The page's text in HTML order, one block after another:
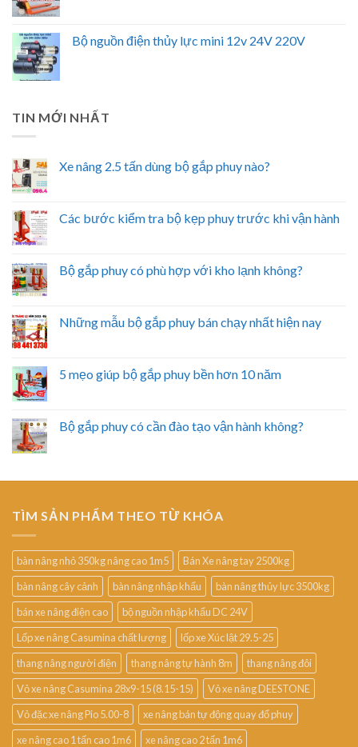
Bộ nguồn điện thủy lực mini 12v 24V 220V
TIN MỚI NHẤT
Xe nâng 2.5 tấn dùng bộ gắp phuy nào?
Các bước kiểm tra bộ kẹp phuy trước khi vận hành
Bộ gắp phuy có phù hợp với kho lạnh không?
Những mẫu bộ gắp phuy bán chạy nhất hiện nay
5 mẹo giúp bộ gắp phuy bền hơn 10 năm
Bộ gắp phuy có cần đào tạo vận hành không?
TÌM SẢN PHẨM THEO TỪ KHÓA
bàn nâng nhỏ 350kg nâng cao 1m5
Bán Xe nâng tay 2500kg
bàn nâng cây cảnh
bàn nâng nhập khẩu
bàn nâng thủy lực 3500kg
bán xe nâng điện cao
bộ nguồn nhập khẩu DC 24V
Lốp xe nâng Casumina chất lượng
lốp xe Xúc lật 29.5-25
thang nâng người điện
thang nâng tự hành 8m
thang nâng đôi
Vỏ xe nâng Casumina 28x9-15 (8.15-15)
Vỏ xe nâng DEESTONE
Vỏ đặc xe nâng Pio 5.00-8
xe nâng bán tự động quay đổ phuy
xe nâng cao 1 tấn cao 1m6
xe nâng cao 2 tấn 1m6